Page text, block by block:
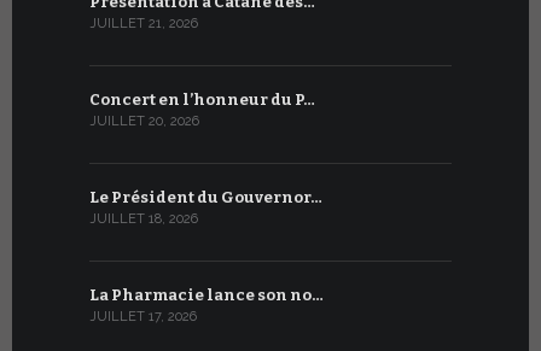
JUILLET 21, 2026
Concert en l’honneur du P…
JUILLET 20, 2026
Le Président du Gouvernor…
JUILLET 18, 2026
La Pharmacie lance son no…
JUILLET 17, 2026